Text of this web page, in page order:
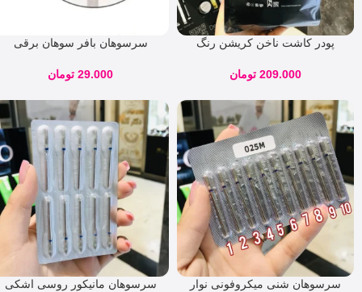
پودر کاشت ناخن کریشن رنگ
209.000 تومان
سرسوهان بافر سوهان برقی
29.000 تومان
سرسوهان شنی میکروفونی نوار
سرسوهان مانیکور روسی اشکی